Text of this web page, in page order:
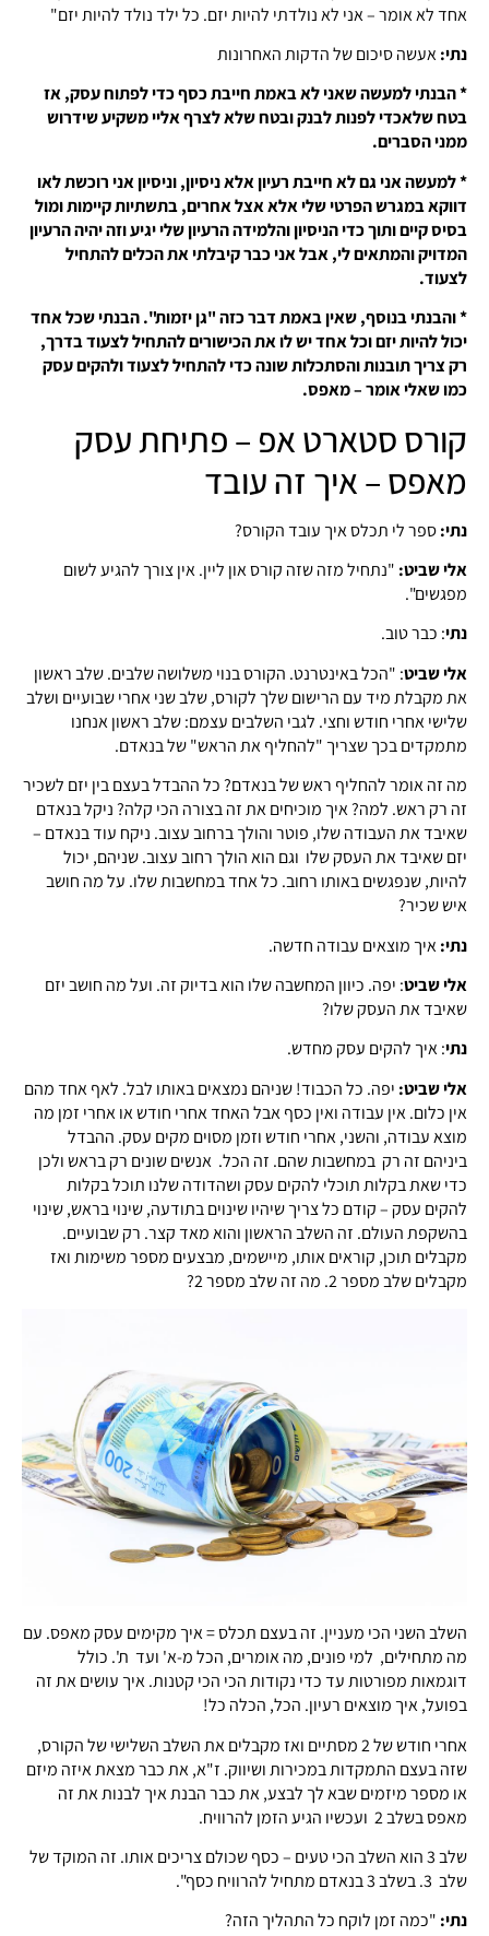
אחד לא אומר – אני לא נולדתי להיות יזם. כל ילד נולד להיות יזם"
נתי:אעשה סיכום של הדקות האחרונות
* הבנתי למעשה שאני לא באמת חייבת כסף כדי לפתוח עסק, אז
בטח שלאכדי לפנות לבנק ובטח שלא לצרף אליי משקיע שידרוש
ממני הסברים.
* למעשה אני גם לא חייבת רעיון אלא ניסיון, וניסיון אני רוכשת לאו
דווקא במגרש הפרטי שלי אלא אצל אחרים, בתשתיות קיימות ומול
בסיס קיים ותוך כדי הניסיון והלמידה הרעיון שלי יגיע וזה יהיה הרעיון
המדויק והמתאים לי, אבל אני כבר קיבלתי את הכלים להתחיל
לצעוד.
* והבנתי בנוסף, שאין באמת דבר כזה "גן יזמות". הבנתי שכל אחד
יכול להיות יזם וכל אחד יש לו את הכישורים להתחיל לצעוד בדרך,
רק צריך תובנות והסתכלות שונה כדי להתחיל לצעוד ולהקים עסק
כמו שאלי אומר – מאפס.
קורס סטארט אפ – פתיחת עסק
מאפס – איך זה עובד
נתי:ספר לי תכלס איך עובד הקורס?
אלי שביט: "נתחיל מזה שזה קורס און ליין. אין צורך להגיע לשום
מפגשים".
נתי: כבר טוב.
אלי שביט: "הכל באינטרנט. הקורס בנוי משלושה שלבים. שלב ראשון
את מקבלת מיד עם הרישום שלך לקורס, שלב שני אחרי שבועיים ושלב
שלישי אחרי חודש וחצי. לגבי השלבים עצמם: שלב ראשון אנחנו
מתמקדים בכך שצריך "להחליף את הראש" של בנאדם.
מה זה אומר להחליף ראש של בנאדם? כל ההבדל בעצם בין יזם לשכיר
זה רק ראש. למה? איך מוכיחים את זה בצורה הכי קלה? ניקל בנאדם
שאיבד את העבודה שלו, פוטר והולך ברחוב עצוב. ניקח עוד בנאדם –
יזם שאיבד את העסק שלו וגם הוא הולך רחוב עצוב. שניהם, יכול
להיות, שנפגשים באותו רחוב. כל אחד במחשבות שלו. על מה חושב
איש שכיר?
נתי:איך מוצאים עבודה חדשה.
אלי שביט: יפה. כיוון המחשבה שלו הוא בדיוק זה. ועל מה חושב יזם
שאיבד את העסק שלו?
נתי: איך להקים עסק מחדש.
אלי שביט: יפה. כל הכבוד! שניהם נמצאים באותו לבל. לאף אחד מהם
אין כלום. אין עבודה ואין כסף אבל האחד אחרי חודש או אחרי זמן מה
מוצא עבודה, והשני, אחרי חודש וזמן מסוים מקים עסק. ההבדל
ביניהם זה רק במחשבות שהם. זה הכל. אנשים שונים רק בראש ולכן
כדי שאת בקלות תוכלי להקים עסק ושהדודה שלנו תוכל בקלות
להקים עסק – קודם כל צריך שיהיו שינוים בתודעה, שינוי בראש, שינוי
בהשקפת העולם. זה השלב הראשון והוא מאד קצר. רק שבועיים.
מקבלים תוכן, קוראים אותו, מיישמים, מבצעים מספר משימות ואז
מקבלים שלב מספר 2. מה זה שלב מספר 2?
השלב השני הכי מעניין. זה בעצם תכלס = איך מקימים עסק מאפס. עם
מה מתחילים, למי פונים, מה אומרים, הכל מ-א' ועד ת'. כולל
דוגמאות מפורטות עד כדי נקודות הכי הכי קטנות. איך עושים את זה
בפועל, איך מוצאים רעיון. הכל, הכלה כל!
אחרי חודש של 2 מסתיים ואז מקבלים את השלב השלישי של הקורס,
שזה בעצם התמקדות במכירות ושיווק. ז"א, את כבר מצאת איזה מיזם
או מספר מיזמים שבא לך לבצע, את כבר הבנת איך לבנות את זה
מאפס בשלב 2 ועכשיו הגיע הזמן להרוויח.
שלב 3 הוא השלב הכי טעים – כסף שכולם צריכים אותו. זה המוקד של
שלב 3. בשלב 3 בנאדם מתחיל להרוויח כסף".
נתי: "כמה זמן לוקח כל התהליך הזה?